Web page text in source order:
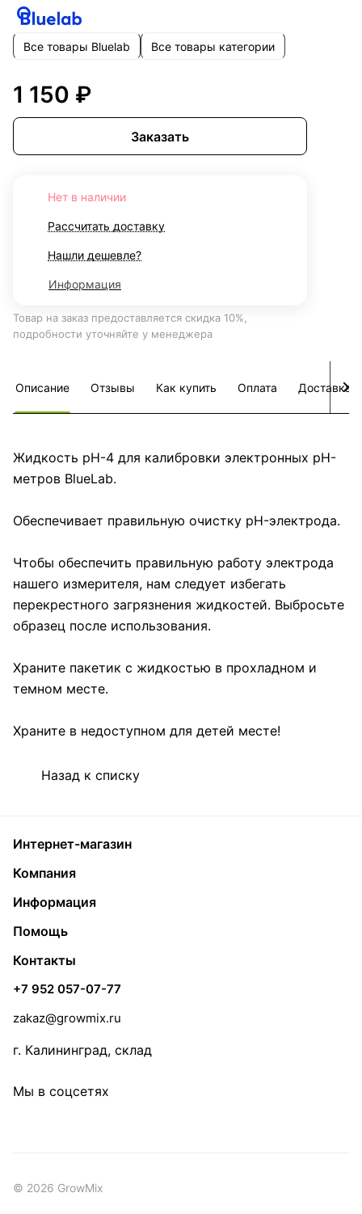
Все товары Bluelab Все товары категории
1 150 ₽
Заказать
Нет в наличии
Рассчитать доставку
Нашли дешевле?
Информация
Товар на заказ предоставляется скидка 10%,
подробности уточняйте у менеджера
Описание Отзывы Как купить Оплата Доставка
Жидкость pH-4 для калибровки электронных pH-
метров BlueLab.
Обеспечивает правильную очистку pH-электрода.
Чтобы обеспечить правильную работу электрода
нашего измерителя, нам следует избегать
перекрестного загрязнения жидкостей. Выбросьте
образец после использования.
Храните пакетик с жидкостью в прохладном и
темном месте.
Храните в недоступном для детей месте!
Назад к списку
Интернет-магазин
Компания
Информация
Помощь
Контакты
+7 952 057-07-77
zakaz@growmix.ru
г. Калининград, склад
Мы в соцсетях
© 2026 GrowMix